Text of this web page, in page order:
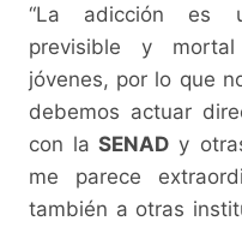
“La adicción es
previsible y
jóvenes, por lo que
debemos actuar
con la SENAD y
me parece
también a otras